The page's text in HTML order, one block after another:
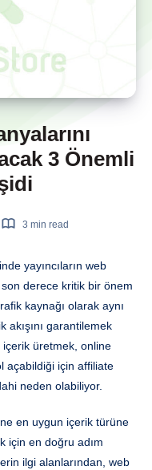
3 Önemli
3 min read
yayıncıların web
son derece kritik bir önem
kaynağı olarak aynı
garantilemek
içerik üretmek, online
açabildiği için affiliate
neden olabiliyor.
en uygun içerik türüne
için en doğru adım
ilgi alanlarından, web